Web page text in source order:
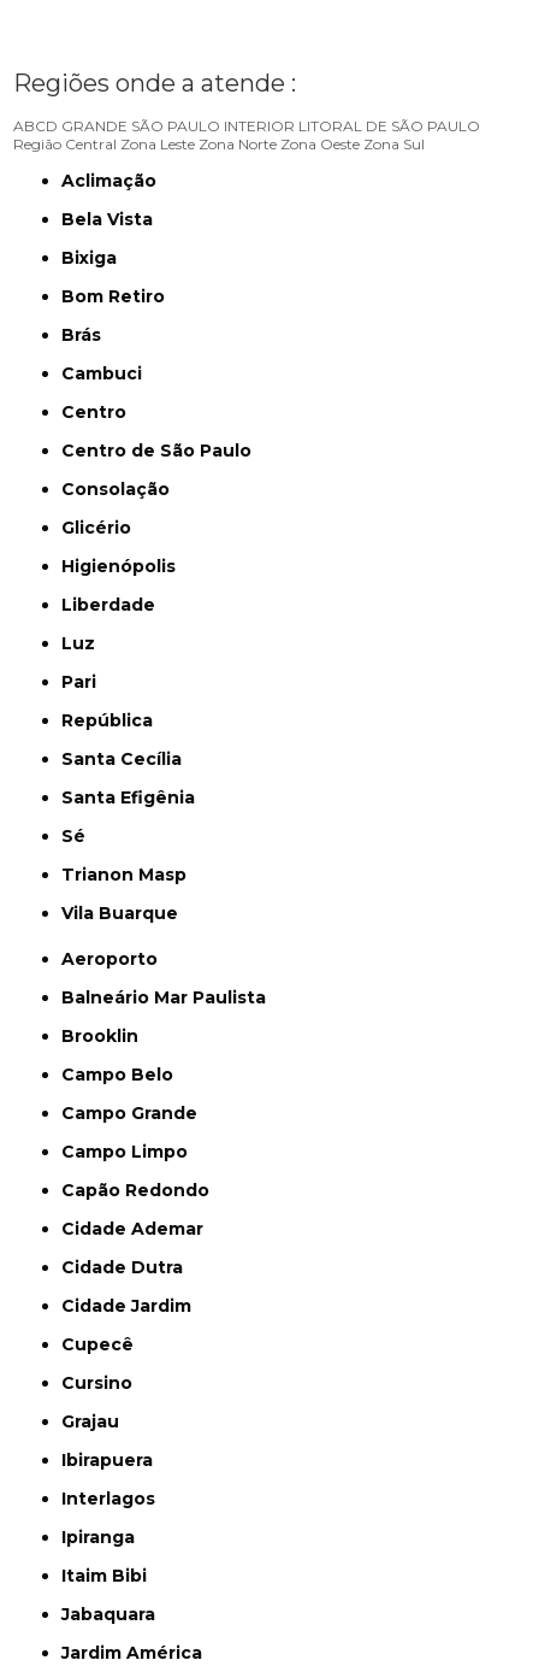
Regiões onde a atende :
ABCD GRANDE SÃO PAULO INTERIOR LITORAL DE SÃO PAULO
Região Central Zona Leste Zona Norte Zona Oeste Zona Sul
Aclimação
Bela Vista
Bixiga
Bom Retiro
Brás
Cambuci
Centro
Centro de São Paulo
Consolação
Glicério
Higienópolis
Liberdade
Luz
Pari
República
Santa Cecília
Santa Efigênia
Sé
Trianon Masp
Vila Buarque
Aeroporto
Balneário Mar Paulista
Brooklin
Campo Belo
Campo Grande
Campo Limpo
Capão Redondo
Cidade Ademar
Cidade Dutra
Cidade Jardim
Cupecê
Cursino
Grajau
Ibirapuera
Interlagos
Ipiranga
Itaim Bibi
Jabaquara
Jardim América